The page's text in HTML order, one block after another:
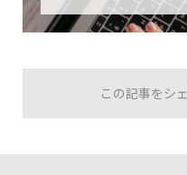
この記事をシ